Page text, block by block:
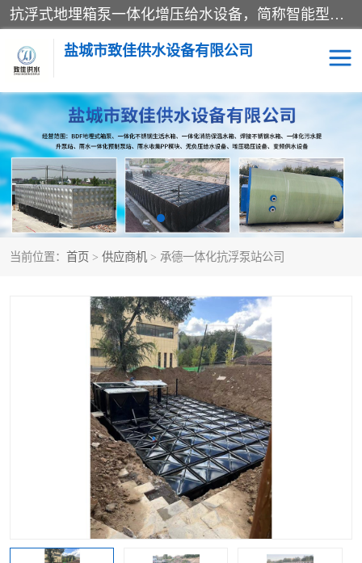
抗浮式地埋箱泵一体化增压给水设备，简称智能型泵站。它由由水泵机组、消防水箱、泵房三大部分组成，其抗浮效果好，因为设计时通过将底板与箱体联在一起，箱体重量抵消了地下水浮力。系统维护好，内部拉筋、泵站、管道，喷淋等各部运行正堂，无一损坏；结构更牢固。
盐城市致佳供水设备有限公司
当前位置： 首页 > 供应商机 > 承德一体化抗浮泵站公司
消防一体化水箱 地埋箱泵一体化
一体化污水泵站